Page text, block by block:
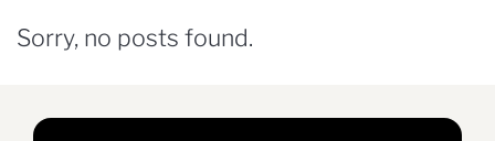
Sorry, no posts found.